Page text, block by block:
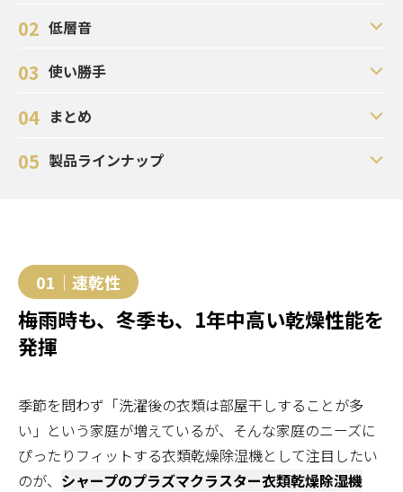
02 低層音
03 使い勝手
04 まとめ
05 製品ラインナップ
01｜速乾性
梅雨時も、冬季も、1年中高い乾燥性能を
発揮
季節を問わず「洗濯後の衣類は部屋干しすることが多
い」という家庭が増えているが、そんな家庭のニーズに
ぴったりフィットする衣類乾燥除湿機として注目したい
のが、 シャープのプラズマクラスター衣類乾燥除湿機